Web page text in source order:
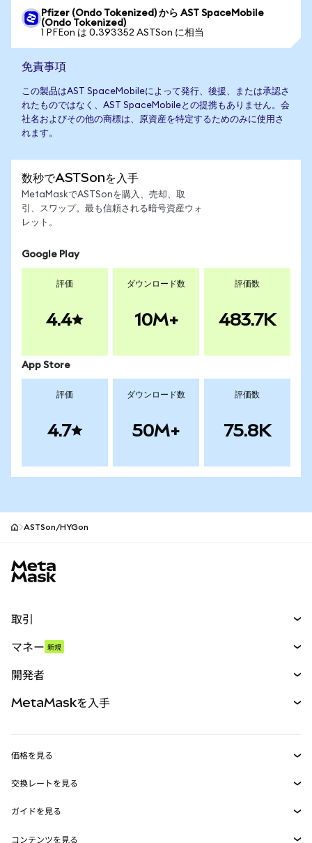
Pfizer (Ondo Tokenized) から AST SpaceMobile
(Ondo Tokenized)
1 PFEon は 0.393352 ASTSon に相当
免責事項
この製品はAST SpaceMobileによって発行、後援、または承認さ
れたものではなく、AST SpaceMobileとの提携もありません。会
社名およびその他の商標は、原資産を特定するためのみに使用さ
れます。
数秒でASTSonを入手
MetaMaskでASTSonを購入、売却、取
引、スワップ。最も信頼される暗号資産ウォ
レット。
Google Play
評価
4.4
ダウンロード数
10M+
評価数
483.7K
App Store
評価
4.7
ダウンロード数
50M+
評価数
75.8K
ASTSon/HYGon
取引
パーペチュアル
RWA
マネー 新規
開発者
MetaMask Connect
Snaps
Web3サービス
MetaMaskを入手
セキュリティ
価格を見る
イーサリアムの価格
Solanaの価格
交換レートを見る
ETH→USD
USDT→INR
ガイドを見る
コンテンツを見る